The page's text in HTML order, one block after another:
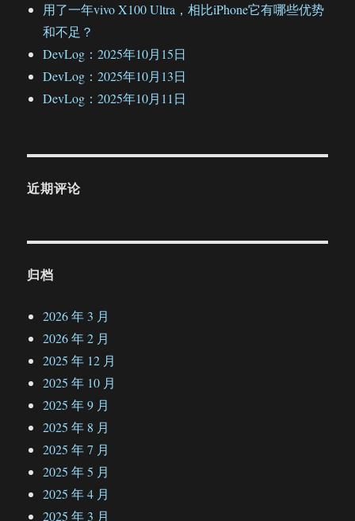
用了一年vivo X100 Ultra，相比iPhone它有哪些优势
和不足？
DevLog：2025年10月15日
DevLog：2025年10月13日
DevLog：2025年10月11日
近期评论
归档
2026 年 3 月
2026 年 2 月
2025 年 12 月
2025 年 10 月
2025 年 9 月
2025 年 8 月
2025 年 7 月
2025 年 5 月
2025 年 4 月
2025 年 3 月